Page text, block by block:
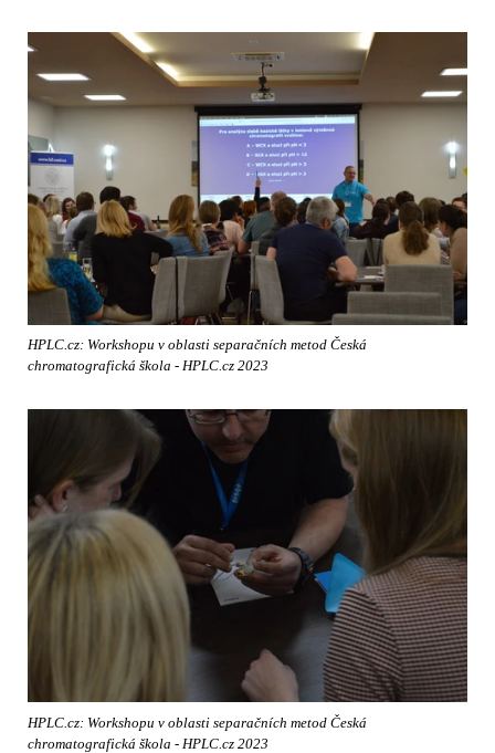
HPLC.cz: Workshopu v oblasti separačních metod Česká
chromatografická škola - HPLC.cz 2023
HPLC.cz: Workshopu v oblasti separačních metod Česká
chromatografická škola - HPLC.cz 2023